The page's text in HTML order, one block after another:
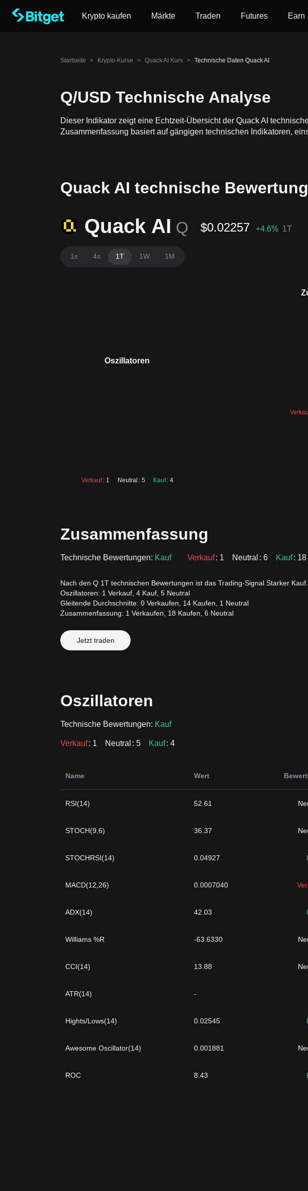
Krypto kaufen Märkte Traden Futures Earn
Startseite > Krypto-Kurse > Quack AI Kurs > Technische Daten Quack AI
Q/USD Technische Analyse
Dieser Indikator zeigt eine Echtzeit-Übersicht der Quack AI
Zusammenfassung basiert auf gängigen technischen Indikatoren,
Quack AI technische
Quack AI Q $0.02257 +4.6% 1T
1s 4s 1T 1W 1M
Oszillatoren
Verkauf : 1 Neutral : 5 Kauf : 4
Zusammenfassung
Technische Bewertungen: Kauf Verkauf: 1 Neutral : 6 Kauf: 18
Nach den Q 1T technischen Bewertungen ist das Trading-Signal Starker Kauf.
Oszillatoren: 1 Verkauf, 4 Kauf, 5 Neutral
Gleitende Durchschnitte: 0 Verkaufen, 14 Kaufen, 1 Neutral
Zusammenfassung: 1 Verkaufen, 18 Kaufen, 6 Neutral
Jetzt traden
Oszillatoren
Technische Bewertungen: Kauf
Verkauf: 1 Neutral : 5 Kauf: 4
Name Wert
RSI(14) 52.61
STOCH(9,6) 36.37
STOCHRSI(14) 0.04927
MACD(12,26) 0.0007040
ADX(14) 42.03
Williams %R -63.6330
CCI(14) 13.88
ATR(14) -
Hights/Lows(14) 0.02545
Awesome Oscillator(14) 0.001881
ROC 8.43